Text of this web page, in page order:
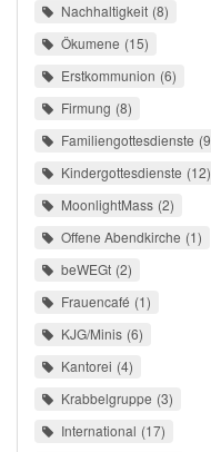
Nachhaltigkeit 8
Ökumene 15
Erstkommunion 6
Firmung 8
Familiengottesdienste 9
Kindergottesdienste 12
MoonlightMass 2
Offene Abendkirche 1
beWEGt 2
Frauencafé 1
KJG/Minis 6
Kantorei 4
Krabbelgruppe 3
International 17